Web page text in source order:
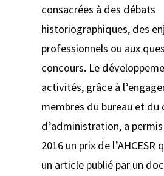
consacrées à des débats
historiographiques, des
professionnels ou aux
concours. Le
activités, grâce à
membres du bureau et du
d’administration, a
2016 un prix de l’AHCESR
un article publié par un